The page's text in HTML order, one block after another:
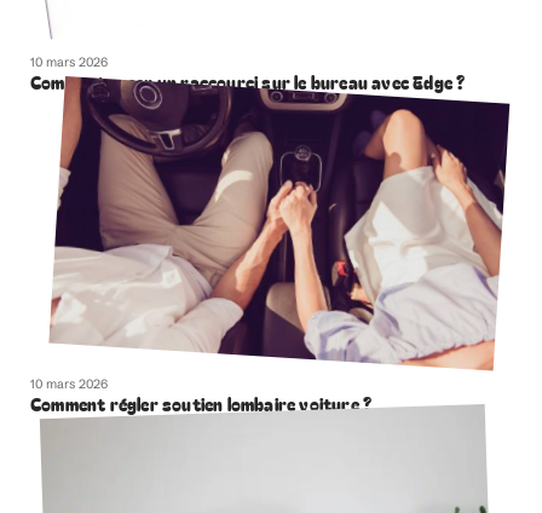
10 mars 2026
Comment creer un raccourci sur le bureau avec Edge ?
10 mars 2026
Comment régler soutien lombaire voiture ?